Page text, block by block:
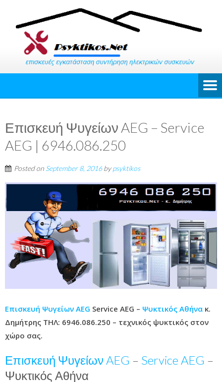
Επισκευή Ψυγείων AEG – Service
AEG | 6946.086.250
Posted on September 8, 2016bypsyktikos
Επισκευή Ψυγείων AEG Service AEG – Ψυκτικός Αθήνα κ.
Δημήτρης ΤΗΛ: 6946.086.250 – τεχνικός ψυκτικός στον
χώρο σας.
Επισκευή Ψυγείων AEG – Service AEG –
Ψυκτικός Αθήνα